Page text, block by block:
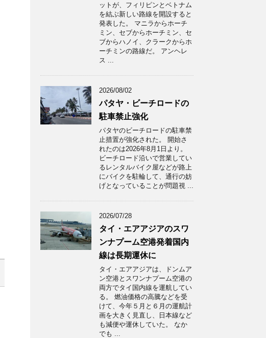
ットが、フィリピンとベトナム
を結ぶ新しい路線を開設すると
発表した。 マニラからホーチ
ミン、セブからホーチミン、セ
ブからハノイ、クラークからホ
ーチミンの路線だ。 アンヘレ
ス ...
2026/08/02
パタヤ・ビーチロードの
駐車禁止強化
パタヤのビーチロードの駐車禁
止措置が強化された。 開始さ
れたのは2026年8月1日より。
ビーチロード沿いで営業してい
るレンタルバイク屋などが路上
にバイクを駐輪して、通行の妨
げとなっていることが問題視 ...
2026/07/28
タイ・エアアジアのスワ
ンナプーム空港発着国内
線は長期運休に
タイ・エアアジアは、ドンムア
ン空港とスワンナプーム空港の
両方でタイ国内線を運航してい
る。 燃油価格の高騰などを受
けて、今年５月と６月の運航計
画を大きく見直し、日本線など
も減便や運休していた。 なか
でも ...